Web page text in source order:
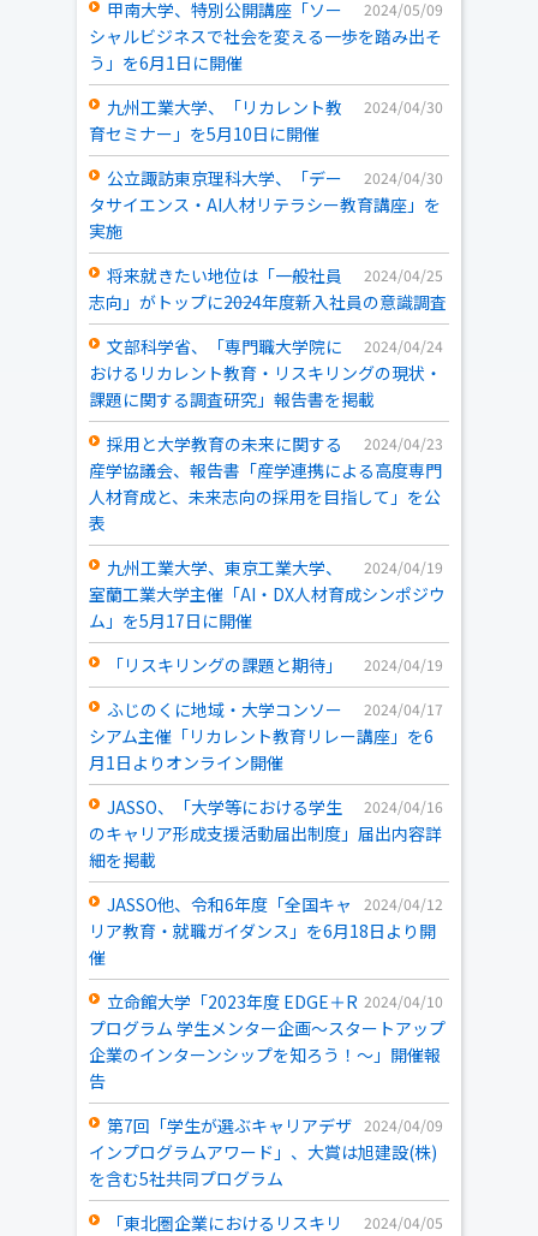
2024/05/09
甲南大学、特別公開講座「ソー
シャルビジネスで社会を変える一歩を踏み出そ
う」を6月1日に開催
2024/04/30
九州工業大学、「リカレント教
育セミナー」を5月10日に開催
2024/04/30
公立諏訪東京理科大学、「デー
タサイエンス・AI人材リテラシー教育講座」を
実施
2024/04/25
将来就きたい地位は「一般社員
志向」がトップに――2024年度新入社員の意識調査
2024/04/24
文部科学省、「専門職大学院に
おけるリカレント教育・リスキリングの現状・
課題に関する調査研究」報告書を掲載
2024/04/23
採用と大学教育の未来に関する
産学協議会、報告書「産学連携による高度専門
人材育成と、未来志向の採用を目指して」を公
表
2024/04/19
九州工業大学、東京工業大学、
室蘭工業大学主催「AI・DX人材育成シンポジウ
ム」を5月17日に開催
2024/04/19
「リスキリングの課題と期待」
2024/04/17
ふじのくに地域・大学コンソー
シアム主催「リカレント教育リレー講座」を6
月1日よりオンライン開催
2024/04/16
JASSO、「大学等における学生
のキャリア形成支援活動届出制度」届出内容詳
細を掲載
2024/04/12
JASSO他、令和6年度「全国キャ
リア教育・就職ガイダンス」を6月18日より開
催
2024/04/10
立命館大学「2023年度 EDGE＋R
プログラム 学生メンター企画～スタートアップ
企業のインターンシップを知ろう！～」開催報
告
2024/04/09
第7回「学生が選ぶキャリアデザ
インプログラムアワード」、大賞は旭建設(株)
を含む5社共同プログラム
2024/04/05
「東北圏企業におけるリスキリ